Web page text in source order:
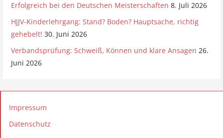
Erfolgreich bei den Deutschen Meisterschaften 8. Juli 2026
HJJV-Kinderlehrgang: Stand? Boden? Hauptsache, richtig
gehebelt! 30. Juni 2026
Verbandsprüfung: Schweiß, Können und klare Ansagen 26.
Juni 2026
Impressum
Datenschutz